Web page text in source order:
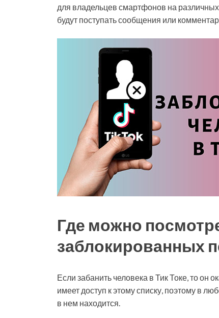
для владельцев смартфонов на
будут поступать сообщения или
Где можно
заблокированных
Если забанить человека в Тик Токе, то он
имеет доступ к этому списку, поэтому в
в нем находится.